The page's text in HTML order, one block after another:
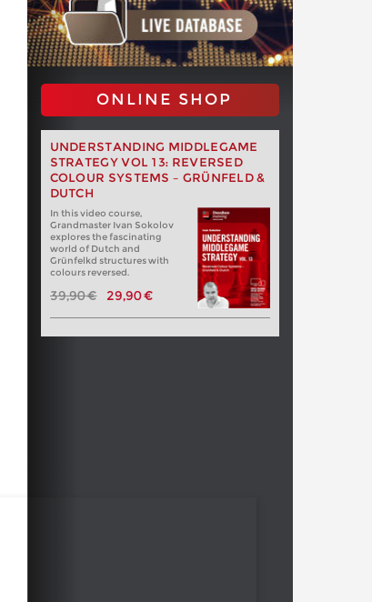
ONLINE SHOP
UNDERSTANDING MIDDLEGAME
STRATEGY VOL 13: REVERSED
COLOUR SYSTEMS – GRÜNFELD &
DUTCH
In this video course,
Grandmaster Ivan Sokolov
explores the fascinating
world of Dutch and
Grünfelkd structures with
colours reversed.
39,90 € 29,90 €